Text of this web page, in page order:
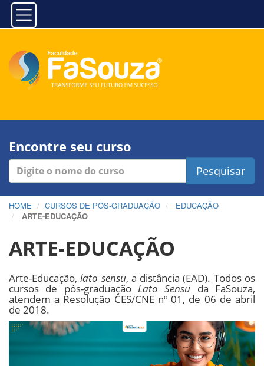
Encontre seu curso
Pesquisar
HOME CURSOS DE PÓS-GRADUAÇÃO
EDUCAÇÃO
ARTE-EDUCAÇÃO
ARTE-EDUCAÇÃO
Arte-Educação,lato sensu, a distância (EAD). Todos os
cursos de pós-graduação Lato Sensu da FaSouza,
atendem a Resolução CES/CNE nº 01, de 06 de abril
de 2018.